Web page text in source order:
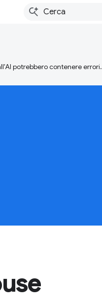
potrebbero contenere errori.